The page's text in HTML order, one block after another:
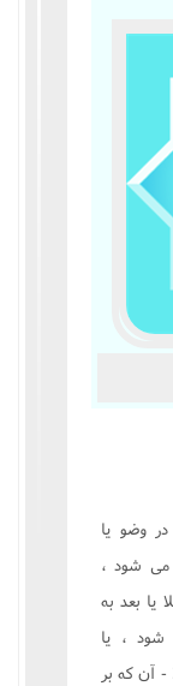
وضو يا
مى شود ،
فعلا يا بعد به
، يا
تحملش بر او حرجى است مبتلا شود . 2 - آن که بر